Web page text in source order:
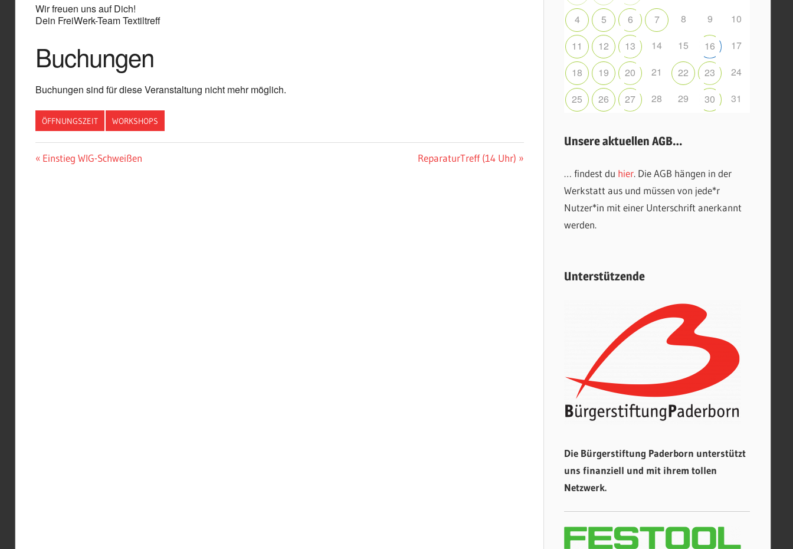
Wir freuen uns auf Dich!
Dein FreiWerk-Team Textiltreff
Buchungen
Buchungen sind für diese Veranstaltung nicht mehr möglich.
ÖFFNUNGSZEIT WORKSHOPS
Beitragsnavigation
Vorheriger
Einstieg WIG-Schweißen
Nächster
ReparaturTreff (14 Uhr)
4
5 6 7 8 9
10
11
12 13 14 15 16
17
18
19 20 21 22 23
24
25
26 27 28 29 30 31
Unsere aktuellen AGB…
… findest du hier. Die AGB hängen in der
Werkstatt aus und müssen von jede*r
Nutzer*in mit einer Unterschrift anerkannt
werden.
Unterstützende
Die Bürgerstiftung Paderborn unterstützt
uns finanziell und mit ihrem tollen
Netzwerk.